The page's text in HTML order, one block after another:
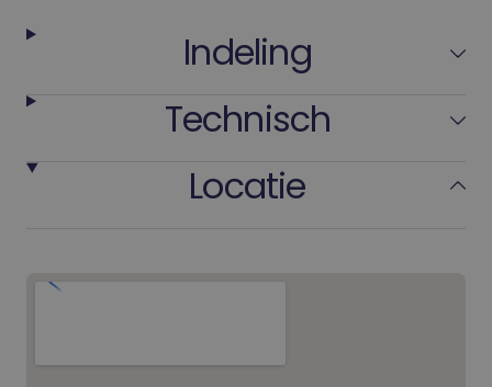
Indeling
Technisch
Locatie